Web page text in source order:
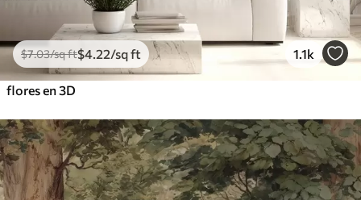
$7.03/sq ft$4 .22/sq ft 1.1k
flores en 3D